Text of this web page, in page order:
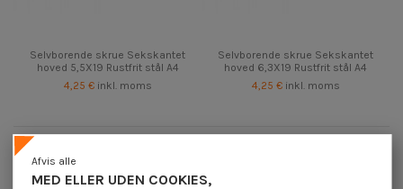
Selvborende skrue Sekskantet
hoved 5,5X19 Rustfrit stål A4
4,25 € inkl. moms
Selvborende skrue Sekskantet
hoved 6,3X19 Rustfrit stål A4
4,25 € inkl. moms
Selvborende skrue Sekskantet hoved Rustfrit stål A4
MED ELLER UDEN COOKIES,
Afvis alle